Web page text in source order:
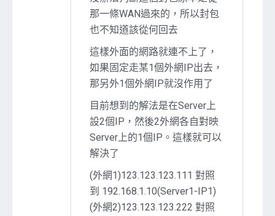
那一條WAN過來的，所以封包
也不知道該從何回去
這樣外面的網路就連不上了，
如果固定走某1個外網IP出去，
那另外1個外網IP就沒作用了
目前想到的解法是在Server上
設2個IP，然後2外網各自對映
Server上的1個IP。這樣就可以
解決了
(外網1)123.123.123.111 對照
到 192.168.1.10(Server1-IP1)
(外網2)123.123.123.222 對照